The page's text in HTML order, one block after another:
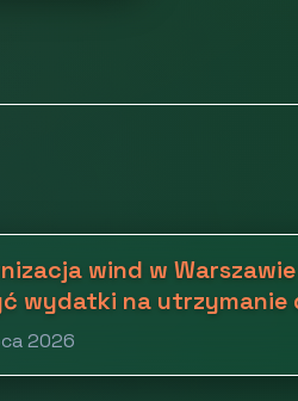
wind w
wydatki na utrzymanie
2026